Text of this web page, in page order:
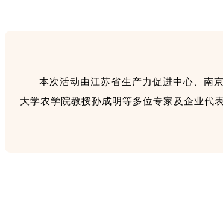
本次活动由江苏省生产力促进中心、南
大学农学院教授孙成明等多位专家及企业代